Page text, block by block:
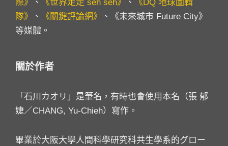
際》
、 《世界走走 seh seh》 、
《DQ 地球圖輯
隊》
、 《關鍵評論網》
、《未來城市 Future City》
等媒體。
關於作者
「石川カオリ」是筆名，有時也會使用本名（張 郁
婕／CHANG, Yu-Chieh）寫作。
畢業於大阪大學人間科學研究科共生學系的グロー